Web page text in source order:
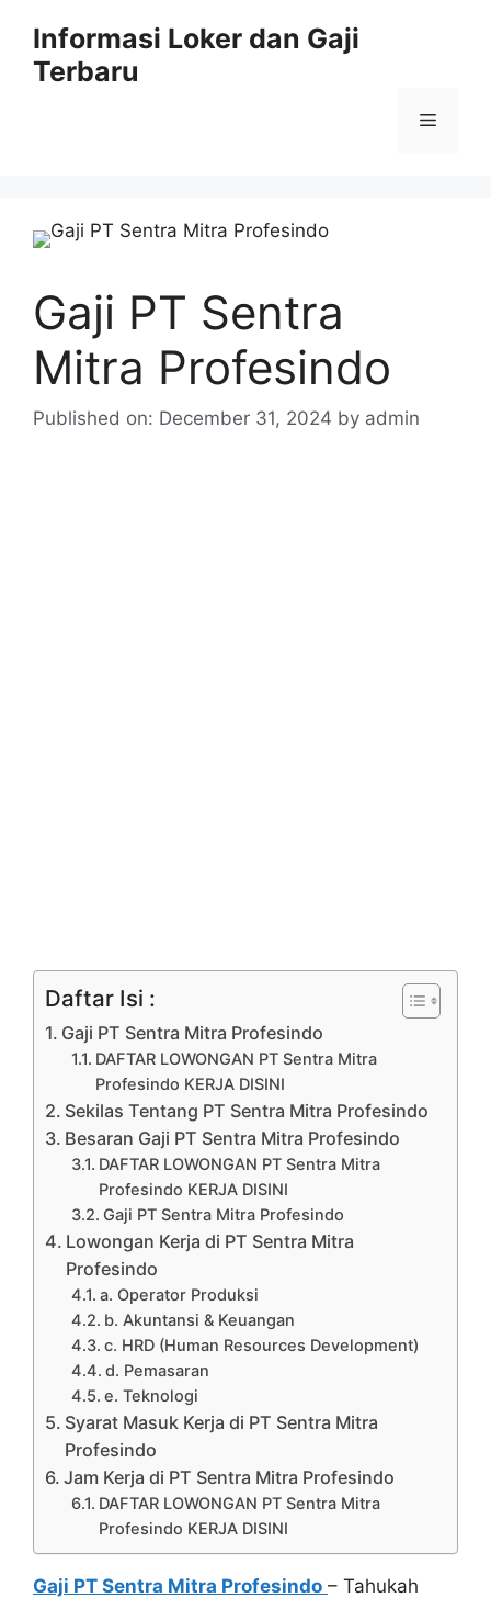
content
Informasi Loker dan Gaji
Terbaru
Menu
Gaji PT Sentra
Mitra Profesindo
Published on: December 31, 2024 by admin
Daftar Isi :
Gaji PT Sentra Mitra Profesindo
DAFTAR LOWONGAN PT Sentra Mitra
Profesindo KERJA DISINI
Sekilas Tentang PT Sentra Mitra Profesindo
Besaran Gaji PT Sentra Mitra Profesindo
DAFTAR LOWONGAN PT Sentra Mitra
Profesindo KERJA DISINI
Gaji PT Sentra Mitra Profesindo
Lowongan Kerja di PT Sentra Mitra
Profesindo
a. Operator Produksi
b. Akuntansi & Keuangan
c. HRD (Human Resources Development)
d. Pemasaran
e. Teknologi
Syarat Masuk Kerja di PT Sentra Mitra
Profesindo
Jam Kerja di PT Sentra Mitra Profesindo
DAFTAR LOWONGAN PT Sentra Mitra
Profesindo KERJA DISINI
Gaji PT Sentra Mitra Profesindo – Tahukah